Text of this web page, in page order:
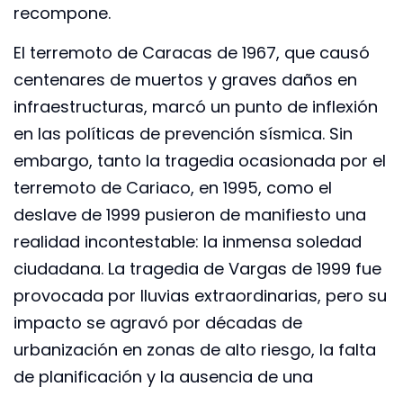
recompone.
El terremoto de Caracas de 1967, que causó
centenares de muertos y graves daños en
infraestructuras, marcó un punto de inflexión
en las políticas de prevención sísmica. Sin
embargo, tanto la tragedia ocasionada por el
terremoto de Cariaco, en 1995, como el
deslave de 1999 pusieron de manifiesto una
realidad incontestable: la inmensa soledad
ciudadana. La tragedia de Vargas de 1999 fue
provocada por lluvias extraordinarias, pero su
impacto se agravó por décadas de
urbanización en zonas de alto riesgo, la falta
de planificación y la ausencia de una